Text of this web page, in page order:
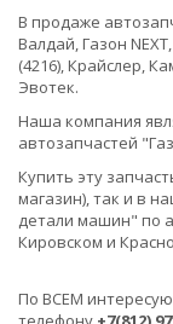
В продаже
Валдай, Газон
(4216), Крайслер,
Эвотек.
Наша компания
автозапчастей
Купить эту
магазин), так и в
детали машин" по
Кировском и
По ВСЕМ